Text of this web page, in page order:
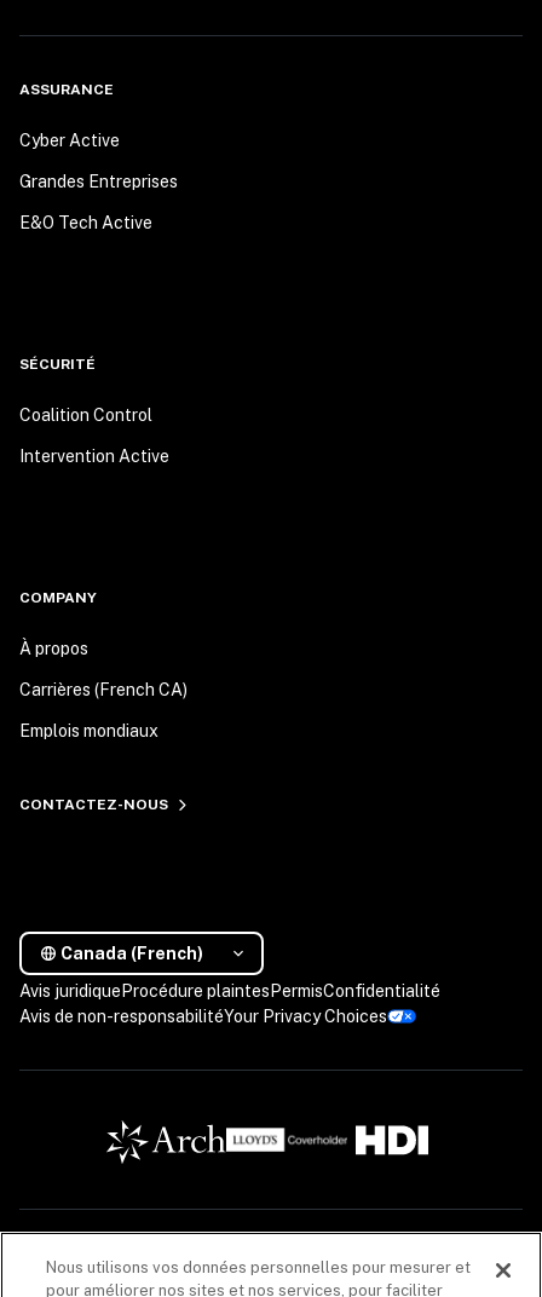
ASSURANCE
Cyber Active
Grandes Entreprises
E&O Tech Active
SÉCURITÉ
Coalition Control
Intervention Active
COMPANY
À propos
Carrières (French CA)
Emplois mondiaux
CONTACTEZ-NOUS
Canada (French)
Avis juridique Procédure plaintes PermisConfidentialité
Avis de non-responsabilitéYour Privacy Choices
seulement. Les produits d’assurance sont offerts par Coalition Solutions d’Assurances
Canada (« CIS Canada »), un cabinet de courtage en assurance de dommages (608005), dont
Nous utilisons vos données personnelles pour mesurer et
pour améliorer nos sites et nos services, pour faciliter